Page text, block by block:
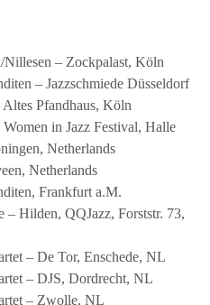
– Zockpalast, Köln
– Jazzschmiede Düsseldorf
Pfandhaus, Köln
in Jazz Festival, Halle
Netherlands
Netherlands
Frankfurt a.M.
– Hilden, QQJazz, Forststr. 73,
– De Tor, Enschede, NL
– DJS, Dordrecht, NL
– Zwolle, NL